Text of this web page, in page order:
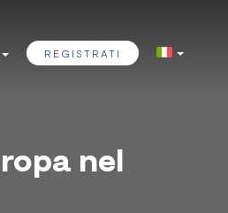
REGISTRATI
nel